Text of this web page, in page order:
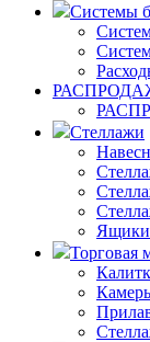
Системы
Стеллажи
Ящики
Торговая